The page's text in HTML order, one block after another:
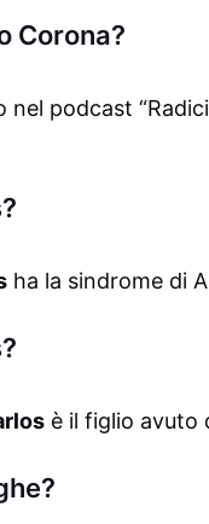
Corona?
nel podcast
ha la sindrome di
è il figlio avuto